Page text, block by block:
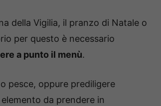
della Vigilia, il pranzo di Natale o
per questo è necessario
a punto il menù.
pesce, oppure prediligere
da prendere in